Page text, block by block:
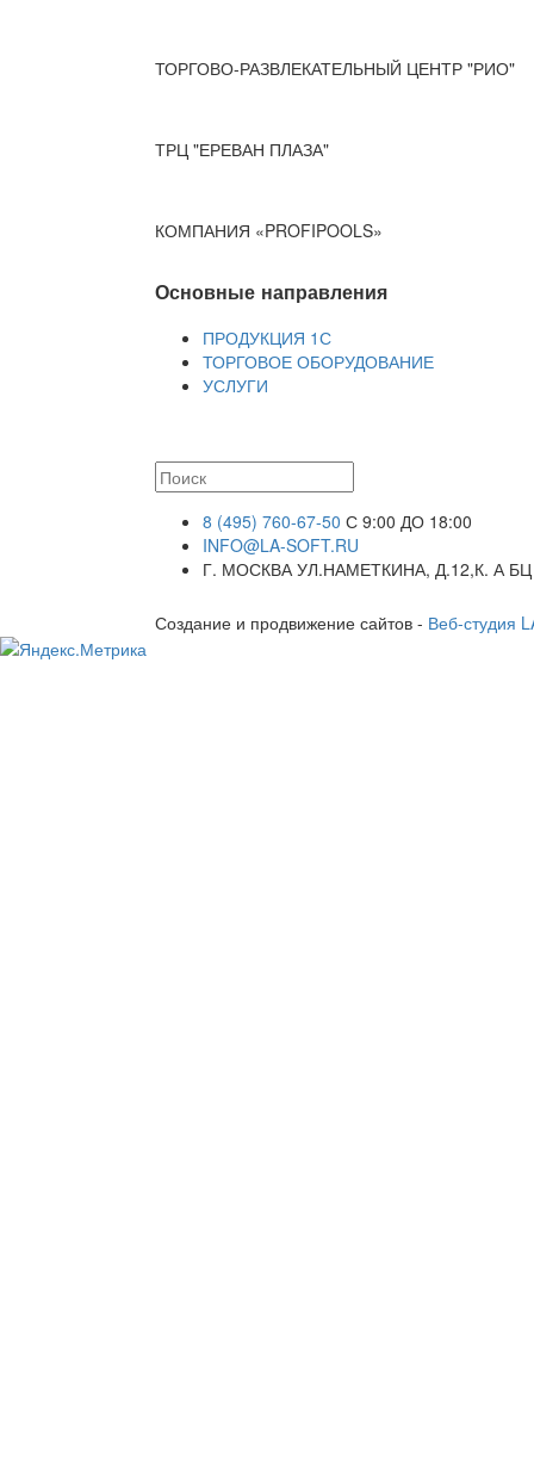
ТОРГОВО-РАЗВЛЕКАТЕЛЬНЫЙ ЦЕНТР "РИО"
ТРЦ "ЕРЕВАН ПЛАЗА"
КОМПАНИЯ «PROFIPOOLS»
Основные направления
ПРОДУКЦИЯ 1С
ТОРГОВОЕ ОБОРУДОВАНИЕ
УСЛУГИ
8 (495) 760-67-50 С 9:00 ДО 18:00
INFO@LA-SOFT.RU
Г. МОСКВА УЛ.НАМЕТКИНА, Д.12,К. А
Создание и продвижение сайтов - Веб-студия